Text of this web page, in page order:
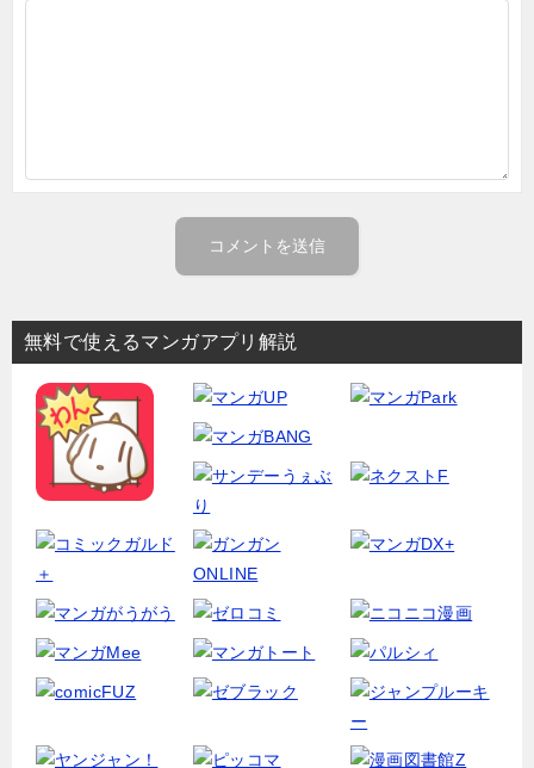
無料で使えるマンガアプリ解説